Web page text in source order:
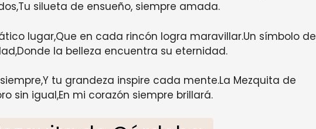
silueta de ensueño, siempre amada.
lugar,Que en cada rincón logra maravillar.Un símbolo de
la belleza encuentra su eternidad.
tu grandeza inspire cada mente.La Mezquita de
sin igual,En mi corazón siempre brillará.